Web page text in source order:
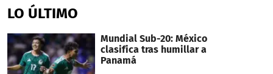
of
40
LO ÚLTIMO
Mundial Sub-20: México
clasifica tras humillar a
Panamá